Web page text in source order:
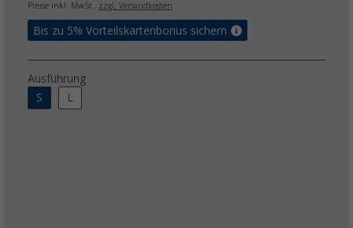
Preise inkl. MwSt., zzgl. Versandkosten
Bis zu 5% Vorteilskartenbonus sichern
Ausführung
S
L